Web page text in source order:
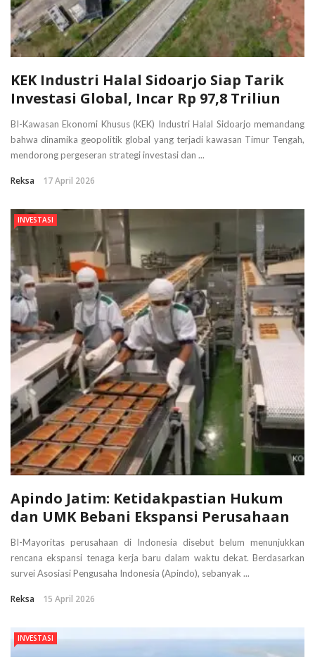
KEK Industri Halal Sidoarjo Siap Tarik
Investasi Global, Incar Rp 97,8 Triliun
BI-Kawasan Ekonomi Khusus (KEK) Industri Halal Sidoarjo memandang
bahwa dinamika geopolitik global yang terjadi kawasan Timur Tengah,
mendorong pergeseran strategi investasi dan ...
Reksa 17 April 2026
INVESTASI
Apindo Jatim: Ketidakpastian Hukum
dan UMK Bebani Ekspansi Perusahaan
BI-Mayoritas perusahaan di Indonesia disebut belum menunjukkan
rencana ekspansi tenaga kerja baru dalam waktu dekat. Berdasarkan
survei Asosiasi Pengusaha Indonesia (Apindo), sebanyak ...
Reksa 15 April 2026
INVESTASI